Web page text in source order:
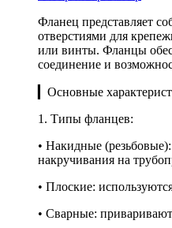
Фланец представляет
отверстиями для
или винты. Фланцы
соединение и
▎Основные
1. Типы фланцев:
• Накидные
накручивания на
• Плоские:
• Сварные: